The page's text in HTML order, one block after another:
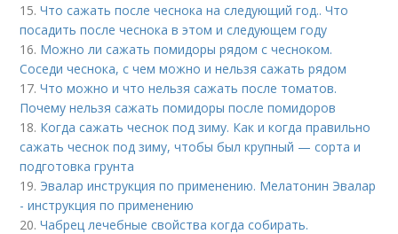
15.Что сажать после чеснока на следующий год.. Что
посадить после чеснока в этом и следующем году
16. Можно ли сажать помидоры рядом с чесноком.
Соседи чеснока, с чем можно и нельзя сажать рядом
17.Что можно и что нельзя сажать после томатов.
Почему нельзя сажать помидоры после помидоров
18. Когда сажать чеснок под зиму. Как и когда правильно
сажать чеснок под зиму, чтобы был крупный — сорта и
подготовка грунта
19. Эвалар инструкция по применению. Мелатонин Эвалар
- инструкция по применению
20.Чабрец лечебные свойства когда собирать.